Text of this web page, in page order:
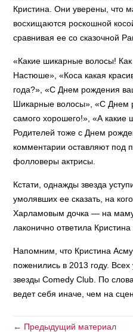
Кристина. Они уверены, что
восхищаются роскошной
сравнивая ее со сказочной
«Какие шикарные волосы!
Настюше», «Коса какая
года?», «С Днем рождения
Шикарные волосы», «С Днем
самого хорошего!», «А какие
Родителей тоже с Днем
комментарии оставляют под
фолловеры актрисы.
Кстати, однажды звезда
умолявших ее сказать, на
Харламовым дочка — на
лаконично ответила Кристина
Напомним, что Кристина
поженились в 2013 году.
звезды Comedy Club. По
ведет себя иначе, чем на
← Предыдущий материал